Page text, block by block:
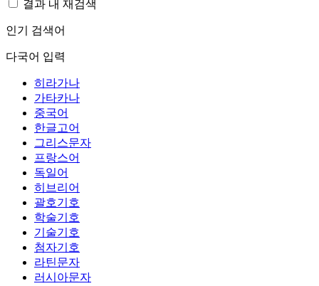
결과 내 재검색
인기 검색어
다국어 입력
히라가나
가타카나
중국어
한글고어
그리스문자
프랑스어
독일어
히브리어
괄호기호
학술기호
기술기호
첨자기호
라틴문자
러시아문자